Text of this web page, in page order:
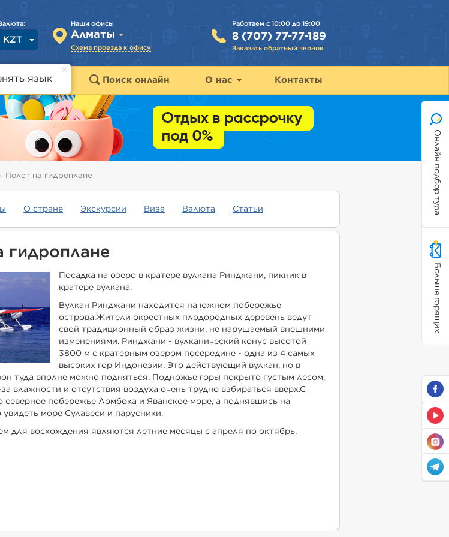
Работаем с 10:00 до 19:00
8 (707) 77-77-189
Заказать обратный звонок
Наши офисы
Алматы
Схема проезда к офису
KZT
язык
туры Поиск онлайн О нас Контакты
Онлайн подбор тура
Больше горящих
Полет на гидроплане
О стране Экскурсии Виза Валюта Статьи
гидроплане
Посадка на озеро в кратере вулкана Ринджани, пикник в
кратере вулкана.
Вулкан Ринджани находится на южном побережье
острова.Жители окрестных плодородных деревень ведут
свой традиционный образ жизни, не нарушаемый внешними
изменениями. Ринджани - вулканический конус высотой
3800 м с кратерным озером посередине - одна из 4 самых
высоких гор Индонезии. Это действующий вулкан, но в
туда вполне можно подняться. Подножье горы покрыто густым лесом,
влажности и отсутствия воздуха очень трудно взбираться вверх.С
северное побережье Ломбока и Яванское море, а поднявшись на
море Сулавеси и парусники.
для восхождения являются летние месяцы с апреля по октябрь.